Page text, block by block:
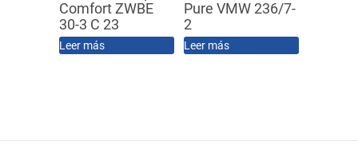
Comfort ZWBE
30-3 C 23
Leer más
Pure VMW 236/7-
2
Leer más